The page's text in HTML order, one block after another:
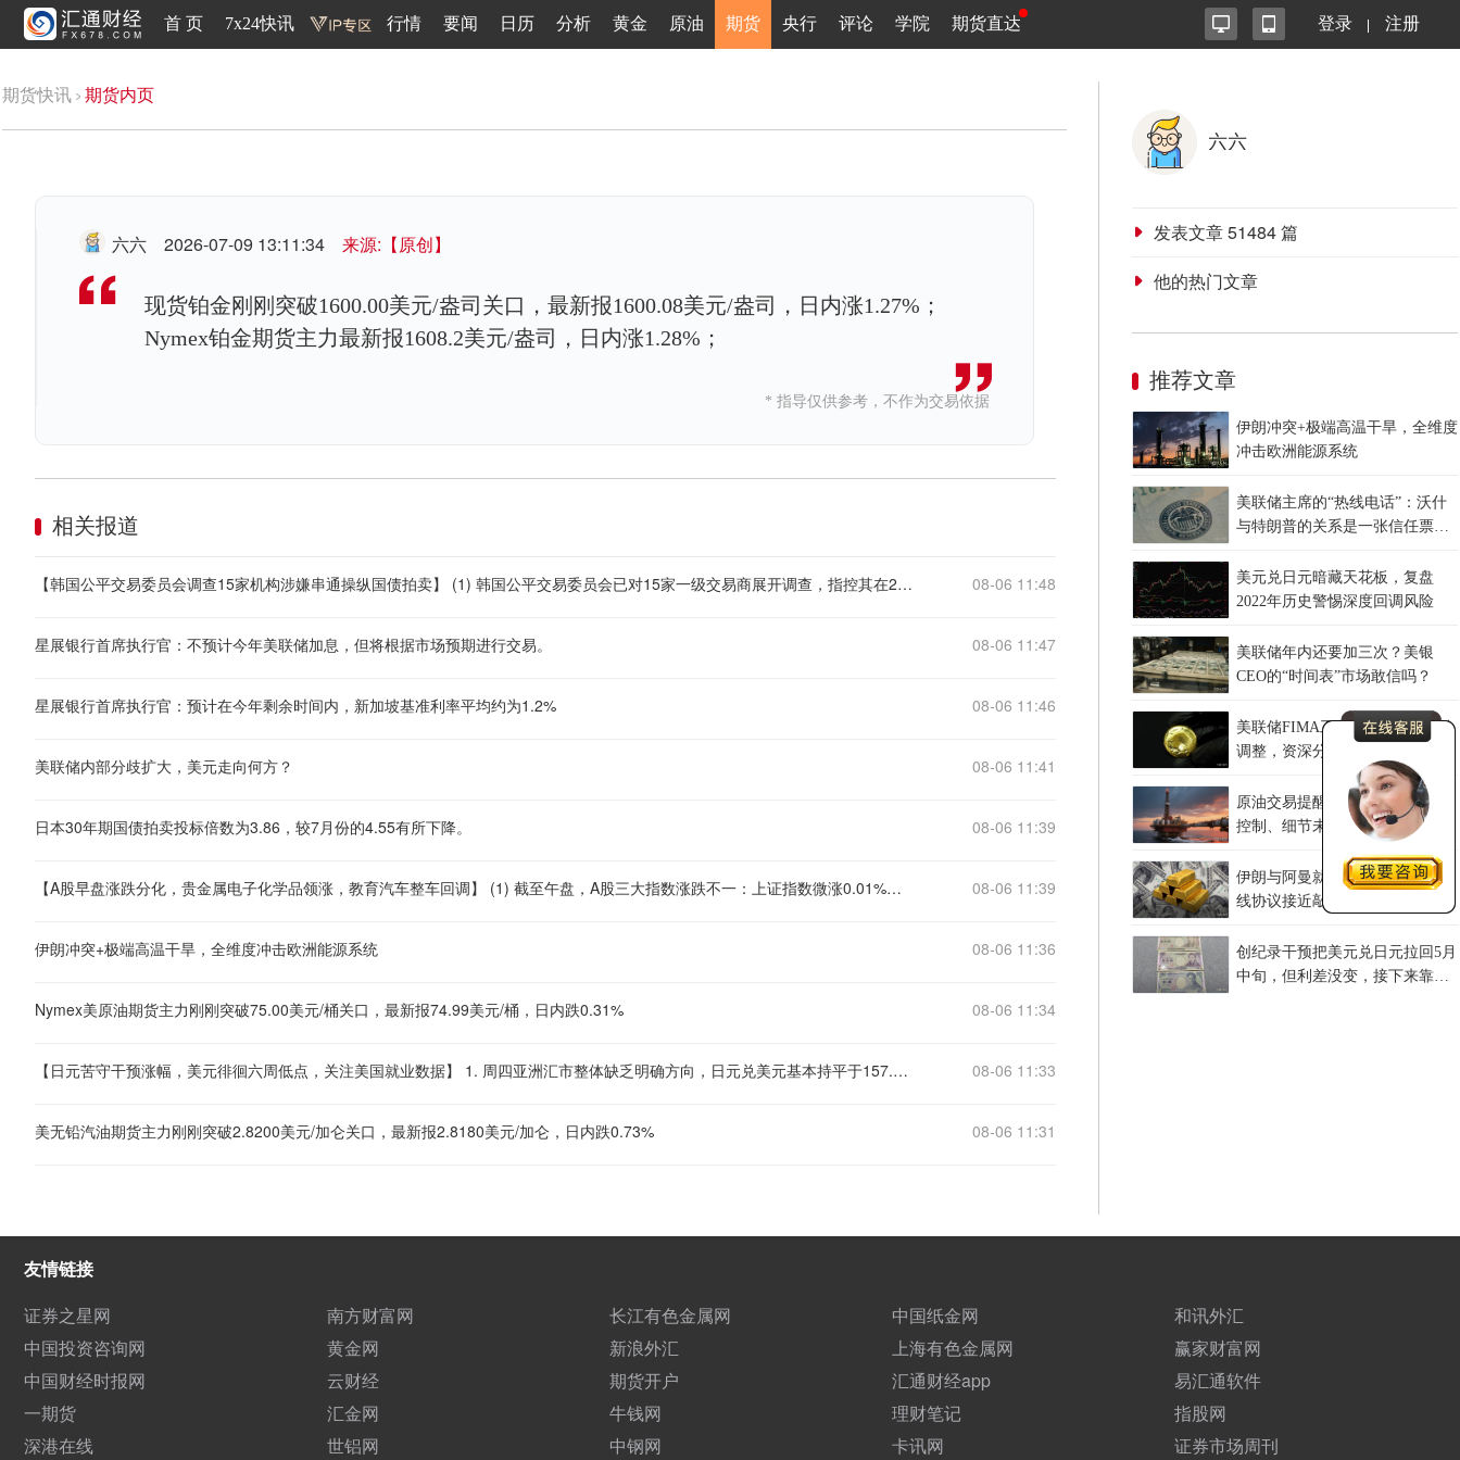
首 页 7x24快讯 行情 要闻 日历 分析 黄金 原油 期货 央行 评论 学院 期货直达 登录 注册
期货快讯 期货内页
六六 2026-07-09 13:11:34 来源:【原创】
现货铂金刚刚突破1600.00美元/盎司关口，最新报1600.08美元/盎司，日内涨1.27%；
Nymex铂金期货主力最新报1608.2美元/盎司，日内涨1.28%；
* 指导仅供参考，不作为交易依据
相关报道
【韩国公平交易委员会调查15家机构涉嫌串通操纵国债拍卖】 (1) 韩国公平交易委员会已对15家一级交易商展开调查，指控其在2020年1月至2023年6月期间的国债拍卖中串通并交换信息，涉及约76.2万亿韩元的投标金额。审查员已向委员会提交审查报告，建议采取纠正措施、罚款及刑事移送。 (2) 委员会将审查是否存在违法行为，如确认违法，将在审议后决定制裁级别。目前案件处于审查员建议阶段，最终裁决尚未作出。 (3) 被调查的机构包括教保证券、大信证券、Meritz证券、未来资产证券、三星证券、新韩证券、NH证券、KB证券、韩国投资证券、Kiwoom证券，以及KB国民证券、农协证券、韩国产业银行、韩亚银行和韩国开发银行。 08-06 11:48
星展银行首席执行官：不预计今年美联储加息，但将根据市场预期进行交易。 08-06 11:47
星展银行首席执行官：预计在今年剩余时间内，新加坡基准利率平均约为1.2% 08-06 11:46
美联储内部分歧扩大，美元走向何方？ 08-06 11:41
日本30年期国债拍卖投标倍数为3.86，较7月份的4.55有所下降。 08-06 11:39
【A股早盘涨跌分化，贵金属电子化学品领涨，教育汽车整车回调】 (1) 截至午盘，A股三大指数涨跌不一：上证指数微涨0.01%，深证成指跌0.52%，创业板指跌0.67%；北证50跌0.38%，科创50跌0.16%。全市场成交额17651亿元，较上日放量626亿元，超3700只个股下跌。 (2) 板块方面，电子化学品、贵金属、煤炭开采加工、元件、通信设备涨幅居前。贵金属高开低走，招金黄金涨超5%；电子化学品低开高走，江化微涨停，中巨芯盘中触及20cm涨停；煤炭震荡走高，昊华能源涨停。 (3) 教育、汽车整车、电力、证券、港口航运跌幅居前。教育板块集体回调，凯文教育、中公教育领跌；汽车整车持续走低，北汽蓝谷、众泰汽车、江淮汽车跌幅居前。 08-06 11:39
伊朗冲突+极端高温干旱，全维度冲击欧洲能源系统 08-06 11:36
Nymex美原油期货主力刚刚突破75.00美元/桶关口，最新报74.99美元/桶，日内跌0.31% 08-06 11:34
【日元苦守干预涨幅，美元徘徊六周低点，关注美国就业数据】 1. 周四亚洲汇市整体缺乏明确方向，日元兑美元基本持平于157.70附近，守住上周日美联合干预带来的大部分涨幅。美元兑日元已从周一触及的155.20三个月低点有所反弹，但仍远低于上月创下的164附近的数十年低点。 2. 美元指数基本持稳于99.70附近，徘徊在六周低点附近，市场正在评估伊朗与阿曼拟议协议能否为结束美伊战争铺平道路。媒体报道称，该协议可能赋予伊朗对经霍尔木兹海峡驶入海湾船只的控制权，但美国方面尚未就此置评，且官员此前一再强调不会接受伊朗控制这条全球最重要的能源运输通道。 3. 油价周四窄幅震荡，布伦特原油报每桶79.39美元，接近6月美伊签署临时和平协议时的水平。澳洲国民银行外汇策略主管表示，市场目前基本处于观望状态，等待协议能否最终达成。 4. 日本央行6月会议纪要显示，决策者仍在讨论日益加剧的物价风险，可能需要进一步加息，强化了最早于9月再次加息的理由。不过，调查显示近95%的受访者认为，仅靠汇率干预无法可持续遏制日元贬值，日本央行必须加息才能产生持久影响。 5. 市场焦点同时转向周五公布的美国7月非农就业报告。调查预计7月将增加8万个就业岗位，失业率维持在4.2%。 6. 美联储理事库克表示，她对上调短期利率以应对“过高”通胀持开放态度。美国旧金山联储主席戴利表示，她“完全支持”美联储上周维持利率不变的决定，并强调在9月政策会议前，央行需要收集更多数据，以判断当前通胀究竟是由供给面冲击引发的暂时现象，还是更持久的价格上升趋势正在形成 08-06 11:33
美无铅汽油期货主力刚刚突破2.8200美元/加仑关口，最新报2.8180美元/加仑，日内跌0.73% 08-06 11:31
六六
发表文章51484篇
他的热门文章
推荐文章
伊朗冲突+极端高温干旱，全维度
冲击欧洲能源系统
美联储主席的“热线电话”：沃什
与特朗普的关系是一张信任票还
美元兑日元暗藏天花板，复盘
2022年历史警惕深度回调风险
美联储年内还要加三次？美银
CEO的“时间表”市场敢信吗？
美联储FIMA工具启用+美股剧烈
调整，资深分析师大幅加仓黄金
但判断今年难创新高
原油交易提醒：美国让步、伊朗
控制、细节未定，霍尔木兹协议
伊朗与阿曼就霍尔木兹海峡新航
线协议接近敲定，金价刷新七周
创纪录干预把美元兑日元拉回5月
中旬，但利差没变，接下来靠什
友情链接
证券之星网
南方财富网 长江有色金属网 中国纸金网
和讯外汇
中国投资咨询网
黄金网 新浪外汇 上海有色金属网
赢家财富网
中国财经时报网
云财经 期货开户 汇通财经app
易汇通软件
一期货
汇金网 牛钱网 理财笔记
指股网
深港在线
世铝网 中钢网 卡讯网 证券市场周刊